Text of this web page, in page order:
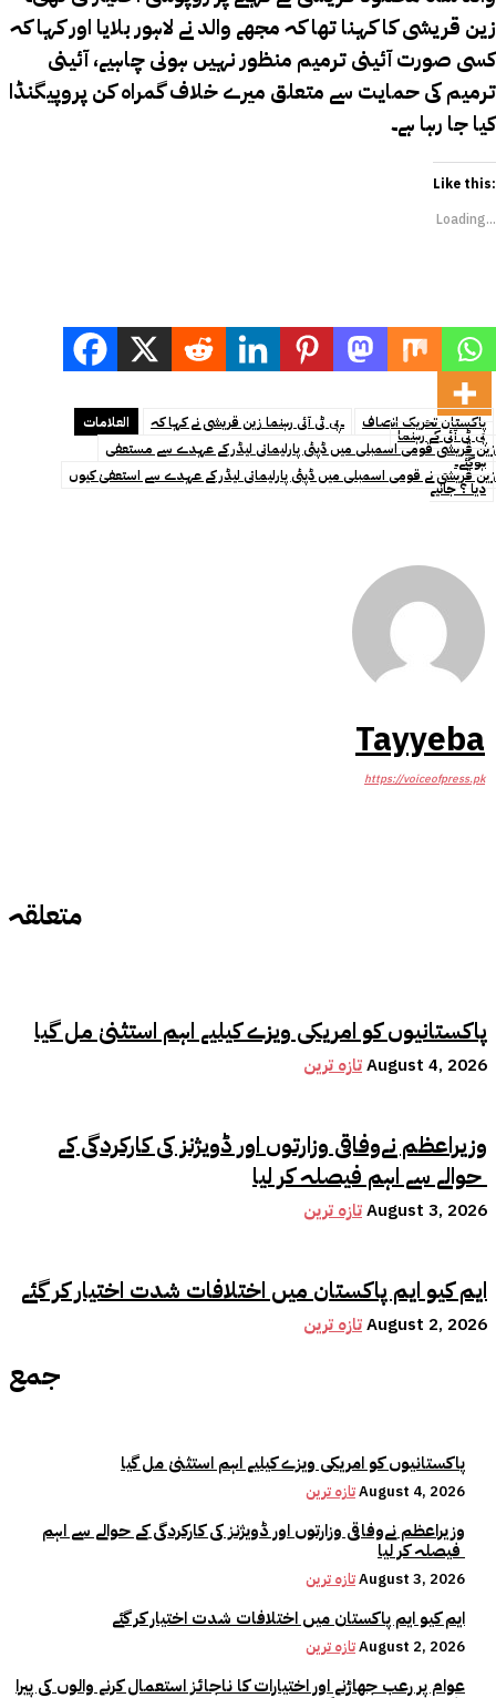
متعلقہ
پاکستانیوں کو امریکی ویزے کیلیے اہم استثنیٰ مل گیا
تازہ ترینAugust 4, 2026
وزیراعظم نےوفاقی وزارتوں اور ڈویژنز کی کارکردگی کے
تازہ ترینAugust 3, 2026
ایم کیو ایم پاکستان میں اختلافات شدت اختیار کر گئے
تازہ ترینAugust 2, 2026
جمع
پاکستانیوں کو امریکی ویزے کیلیے اہم استثنیٰ مل گیا
تازہ ترینAugust 4, 2026
وزیراعظم نےوفاقی وزارتوں اور ڈویژنز کی کارکردگی کے حوالے سے اہم
تازہ ترینAugust 3, 2026
ایم کیو ایم پاکستان میں اختلافات شدت اختیار کر گئے
تازہ ترینAugust 2, 2026
عوام پر رعب جھاڑنے اور اختیارات کا ناجائز استعمال کرنے والوں کی پیرا
زین قریشی کا کہنا تھا کہ مجھے والد نے لاہور بلایا اور کہا کہ
کسی صورت آئینی ترمیم منظور نہیں ہونی چاہیے، آئینی
ترمیم کی حمایت سے متعلق میرے خلاف گمراہ کن پروپیگنڈا
کیا جا رہا ہے۔
Like this:
Loading...
العلامات ۔پی ٹی آئی رہنما زین قریشی نے کہا کہ پاکستان تحریک انصاف
پی ٹی آئی کے رہنما
زین قریشی قومی اسمبلی میں ڈپٹی پارلیمانی لیڈر کے عہدے سے مستعفی
ہوگئے۔
زین قریشی نے قومی اسمبلی میں ڈپٹی پارلیمانی لیڈر کے عہدے سے استعفیٰ کیوں
دیا ؟ جانیے
Tayyeba
https://voiceofpress.pk